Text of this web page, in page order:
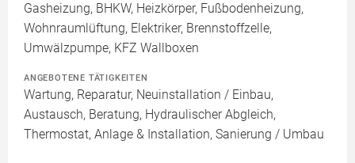
Gasheizung, BHKW, Heizkörper, Fußbodenheizung,
Wohnraumlüftung, Elektriker, Brennstoffzelle,
Umwälzpumpe, KFZ Wallboxen
ANGEBOTENE TÄTIGKEITEN
Wartung, Reparatur, Neuinstallation / Einbau,
Austausch, Beratung, Hydraulischer Abgleich,
Thermostat, Anlage & Installation, Sanierung / Umbau